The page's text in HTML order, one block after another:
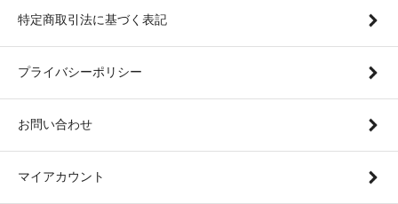
特定商取引法に基づく表記
プライバシーポリシー
お問い合わせ
マイアカウント